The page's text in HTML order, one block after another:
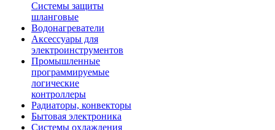
Системы защиты
шланговые
Водонагреватели
Аксессуары для
электроинструментов
Промышленные
программируемые
логические
контроллеры
Радиаторы, конвекторы
Бытовая электроника
Системы охлаждения